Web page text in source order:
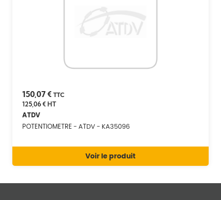
150,07 € TTC
125,06 €HT
ATDV
POTENTIOMETRE - ATDV - KA35096
Voir le produit